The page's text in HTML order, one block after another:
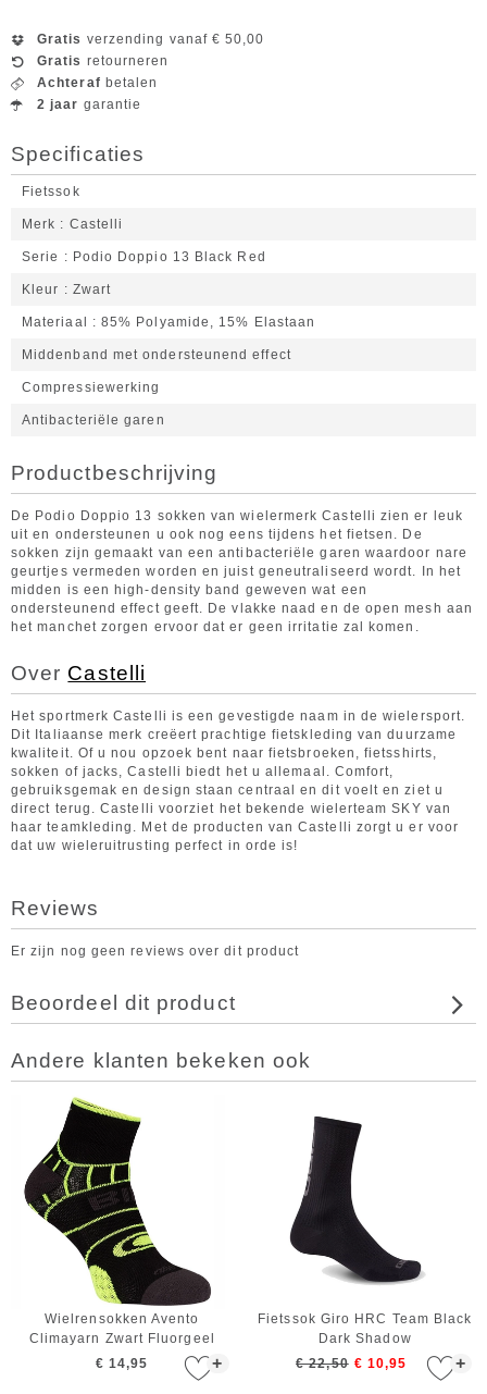
Gratis verzending vanaf € 50,00
Gratis retourneren
Achteraf betalen
2 jaar garantie
Specificaties
Fietssok
Merk Castelli
Serie Podio Doppio 13 Black Red
Kleur Zwart
Materiaal 85% Polyamide, 15% Elastaan
Middenband met ondersteunend effect
Compressiewerking
Antibacteriële garen
Productbeschrijving
De Podio Doppio 13 sokken van wielermerk Castelli zien er leuk
uit en ondersteunen u ook nog eens tijdens het fietsen. De
sokken zijn gemaakt van een antibacteriële garen waardoor nare
geurtjes vermeden worden en juist geneutraliseerd wordt. In het
midden is een high-density band geweven wat een
ondersteunend effect geeft. De vlakke naad en de open mesh aan
het manchet zorgen ervoor dat er geen irritatie zal komen.
Over Castelli
Het sportmerk Castelli is een gevestigde naam in de wielersport.
Dit Italiaanse merk creëert prachtige fietskleding van duurzame
kwaliteit. Of u nou opzoek bent naar fietsbroeken, fietsshirts,
sokken of jacks, Castelli biedt het u allemaal. Comfort,
gebruiksgemak en design staan centraal en dit voelt en ziet u
direct terug. Castelli voorziet het bekende wielerteam SKY van
haar teamkleding. Met de producten van Castelli zorgt u er voor
dat uw wieleruitrusting perfect in orde is!
Reviews
Er zijn nog geen reviews over dit product
Beoordeel dit product
Andere klanten bekeken ook
+
Wielrensokken Avento
Climayarn Zwart Fluorgeel
€ 14,95
+
Fietssok Giro HRC Team Black
Dark Shadow
€ 22,50 € 10,95